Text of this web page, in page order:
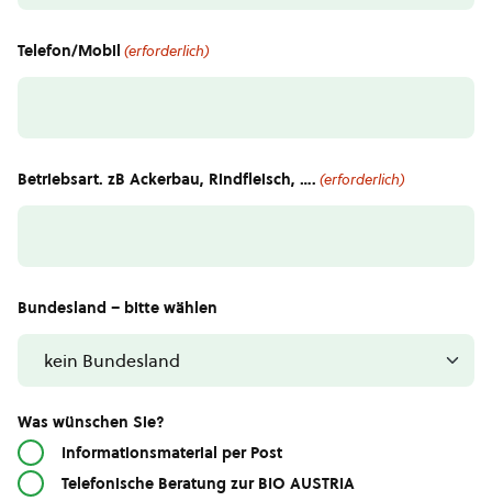
Telefon/Mobil (erforderlich)
Betriebsart. zB Ackerbau, Rindfleisch, …. (erforderlich)
Bundesland – bitte wählen
Was wünschen Sie?
Informationsmaterial per Post
Telefonische Beratung zur BIO AUSTRIA